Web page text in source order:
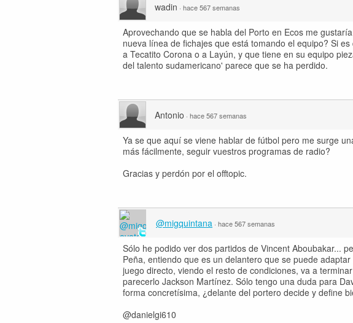
wadin · hace 567 semanas
Aprovechando que se habla del Porto en Ecos me
nueva línea de fichajes que está tomando el equipo? Si
a Tecatito Corona o a Layún, y que tiene en su equipo
del talento sudamericano' parece que se ha perdido.
Antonio · hace 567 semanas
Ya se que aquí se viene hablar de fútbol pero me surge
más fácilmente, seguir vuestros programas de radio?
Gracias y perdón por el offtopic.
@migquintana · hace 567 semanas
Sólo he podido ver dos partidos de Vincent Aboubakar...
Peña, entiendo que es un delantero que se puede
juego directo, viendo el resto de condiciones, va a
parecerlo Jackson Martínez. Sólo tengo una duda para
forma concretísima, ¿delante del portero decide y define
@danielgi610